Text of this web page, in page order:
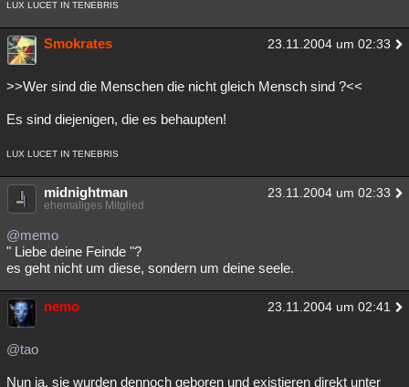
LUX LUCET IN TENEBRIS
Smokrates 23.11.2004 um 02:33
>>Wer sind die Menschen die nicht gleich Mensch sind ?<<
Es sind diejenigen, die es behaupten!
LUX LUCET IN TENEBRIS
midnightman 23.11.2004 um 02:33
ehemaliges Mitglied
@memo
" Liebe deine Feinde "?
es geht nicht um diese, sondern um deine seele.
nemo 23.11.2004 um 02:41
@tao
Nun ja, sie wurden dennoch geboren und existieren direkt unter